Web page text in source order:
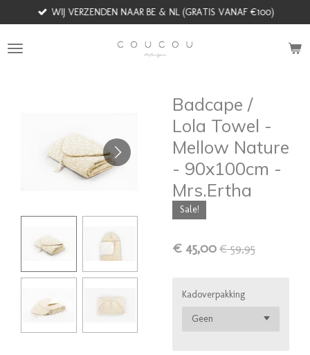
direct
naar
de
WIJ VERZENDEN NAAR BE & NL (GRATIS VANAF €100)
Badcape /
Lola Towel -
Mellow Nature
- 90x100cm -
Mrs.Ertha
Sale!
€ 45,00 € 59,95
Kadoverpakking